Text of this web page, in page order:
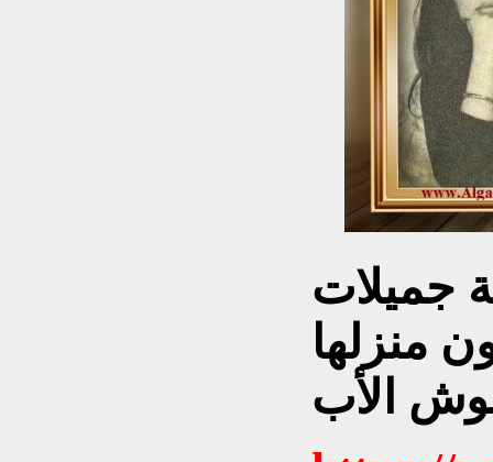
جميلات
منزلها